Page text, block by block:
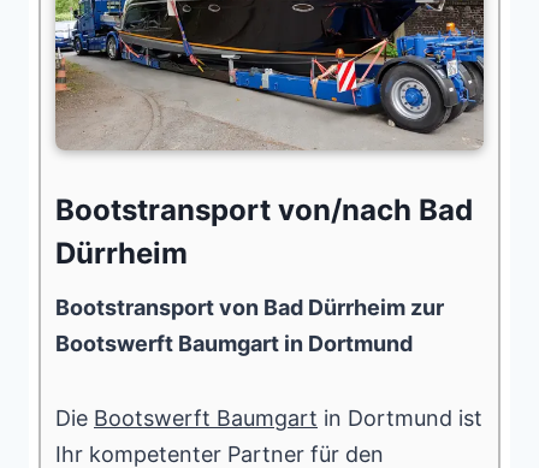
Bootstransport von/nach Bad
Dürrheim
Bootstransport von Bad Dürrheim zur
Bootswerft Baumgart in Dortmund
Die Bootswerft Baumgart in Dortmund ist
Ihr kompetenter Partner für den